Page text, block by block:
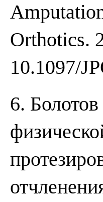
Orthotics.
10.1097/
6.